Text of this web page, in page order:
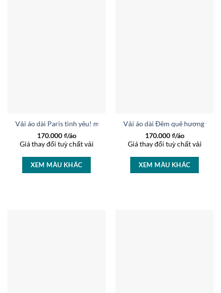
Vải áo dài Paris tình yêu! mới ra AD 6449
170.000₫/áo
Giá thay đổi tuỳ chất vải
XEM MÀU KHÁC
Vải áo dài Đêm quê hương yên
170.000₫/áo
Giá thay đổi tuỳ chất vải
XEM MÀU KHÁC